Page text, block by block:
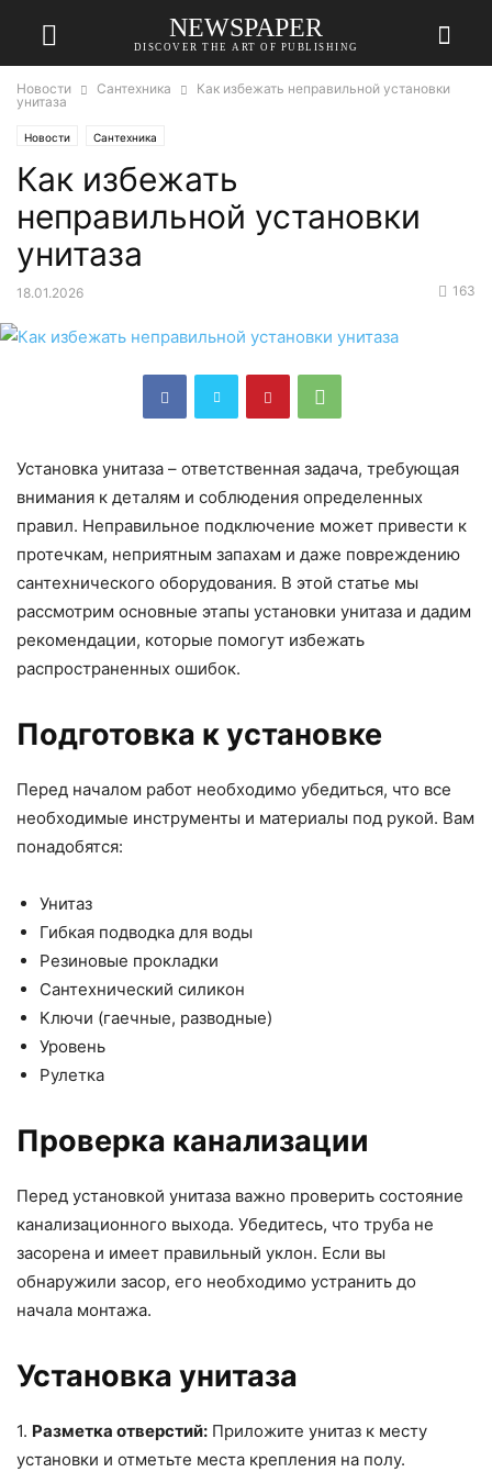
NEWSPAPER
DISCOVER THE ART OF PUBLISHING
Новости Сантехника
Как избежать неправильной установки
унитаза
Новости Сантехника
Как избежать
неправильной установки
унитаза
18.01.2026 163
Установка унитаза – ответственная задача, требующая
внимания к деталям и соблюдения определенных
правил. Неправильное подключение может привести к
протечкам, неприятным запахам и даже повреждению
сантехнического оборудования. В этой статье мы
рассмотрим основные этапы установки унитаза и дадим
рекомендации, которые помогут избежать
распространенных ошибок.
Подготовка к установке
Перед началом работ необходимо убедиться, что все
необходимые инструменты и материалы под рукой. Вам
понадобятся:
Унитаз
Гибкая подводка для воды
Резиновые прокладки
Сантехнический силикон
Ключи (гаечные, разводные)
Уровень
Рулетка
Проверка канализации
Перед установкой унитаза важно проверить состояние
канализационного выхода. Убедитесь, что труба не
засорена и имеет правильный уклон. Если вы
обнаружили засор, его необходимо устранить до
начала монтажа.
Установка унитаза
1. Разметка отверстий: Приложите унитаз к месту
установки и отметьте места крепления на полу.